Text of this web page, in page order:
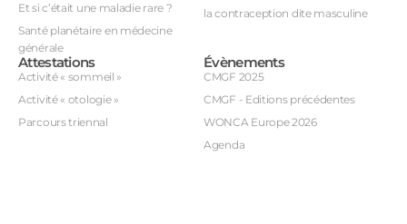
Et si c’était une maladie rare ?
Santé planétaire en médecine
générale
la contraception dite masculine
Attestations
Activité « sommeil »
Activité « otologie »
Parcours triennal
Évènements
CMGF 2025
CMGF - Editions précédentes
WONCA Europe 2026
Agenda